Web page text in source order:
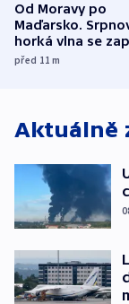
Od Moravy po
Maďarsko.
horká vlna se
do dějin
před 11m
Aktuálně